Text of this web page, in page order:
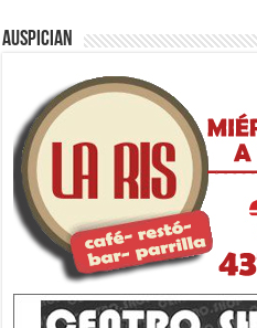
Auspician